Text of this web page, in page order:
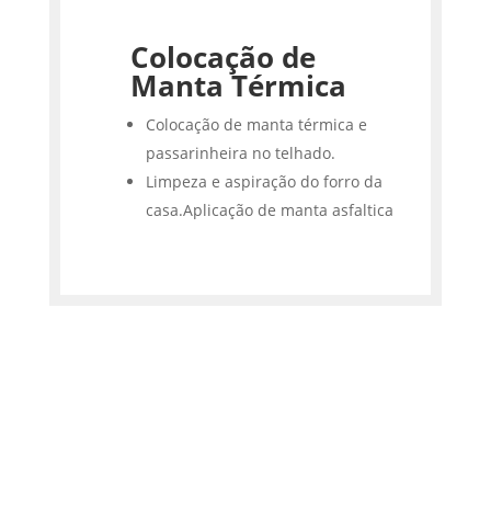
Colocação de
Manta Térmica
Colocação de manta térmica e
passarinheira no telhado.
Limpeza e aspiração do forro da
casa.Aplicação de manta asfaltica